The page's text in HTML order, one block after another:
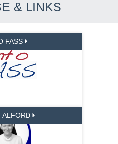
& LINKS
FASS
ALFORD